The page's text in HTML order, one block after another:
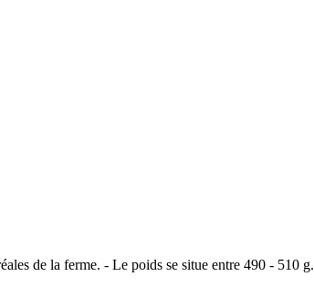
de la ferme. - Le poids se situe entre 490 - 510 g.